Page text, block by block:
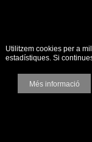
Utilitzem cookies per a
estadístiques. Si
Més informació